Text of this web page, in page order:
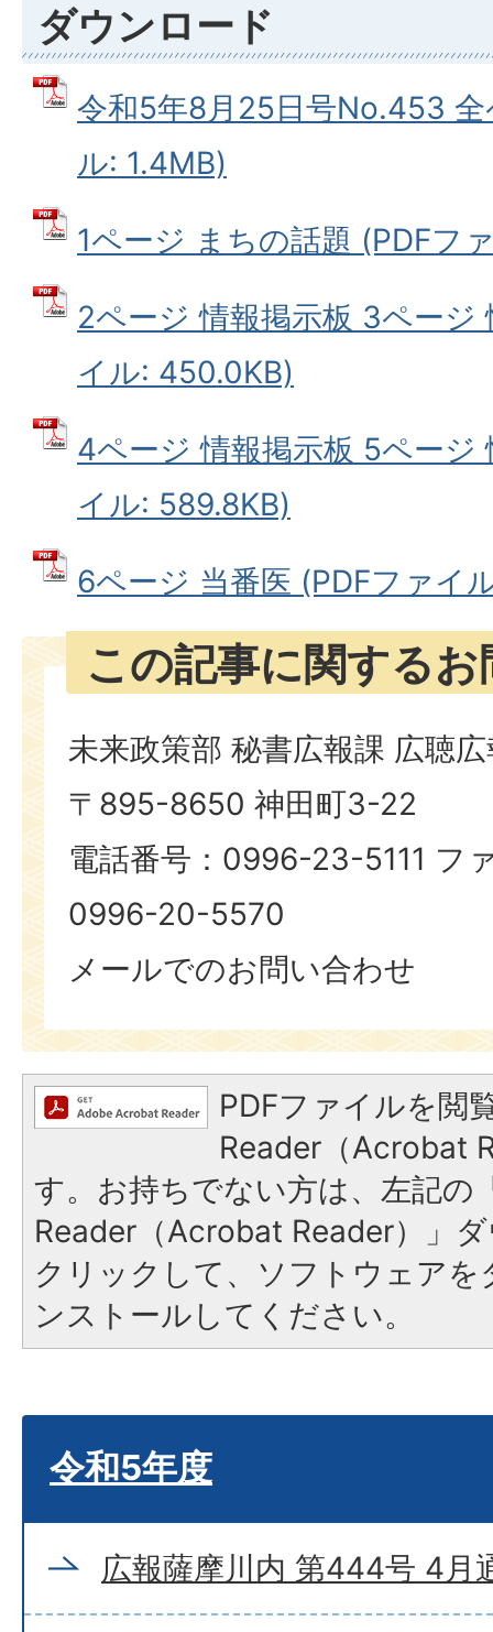
ダウンロード
令和5年8月25日号No.453
ル: 1.4MB)
1ページ まちの話題 (PDFフ
2ページ 情報掲示板 3ページ
イル: 450.0KB)
4ページ 情報掲示板 5ページ
イル: 589.8KB)
6ページ 当番医 (PDFファイ
この記事に関する
未来政策部 秘書広報課 広聴
〒895-8650 神田町3-22
電話番号：0996-23-5111 フ
0996-20-5570
メールでのお問い合わせ
PDFファイルを閲
Reader（Acrobat
す。お持ちでない方は、左記の
Reader（Acrobat Reader）」
クリックして、ソフトウェア
ンストールしてください。
令和5年度
広報薩摩川内 第444号 4月